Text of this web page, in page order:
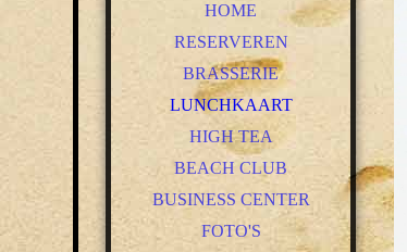
HOME
RESERVEREN
BRASSERIE
LUNCHKAART
HIGH TEA
BEACH CLUB
BUSINESS CENTER
FOTO'S